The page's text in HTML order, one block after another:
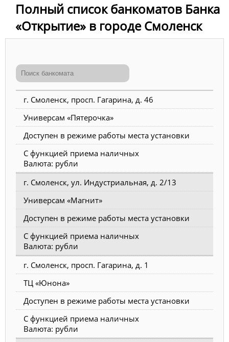
Полный список банкоматов Банка
«Открытие» в городе Смоленск
г. Смоленск, просп. Гагарина, д. 46
Универсам «Пятерочка»
Доступен в режиме работы места установки
С функцией приема наличных
Валюта: рубли
г. Смоленск, ул. Индустриальная, д. 2/13
Универсам «Магнит»
Доступен в режиме работы места установки
С функцией приема наличных
Валюта: рубли
г. Смоленск, просп. Гагарина, д. 1
ТЦ «Юнона»
Доступен в режиме работы места установки
С функцией приема наличных
Валюта: рубли